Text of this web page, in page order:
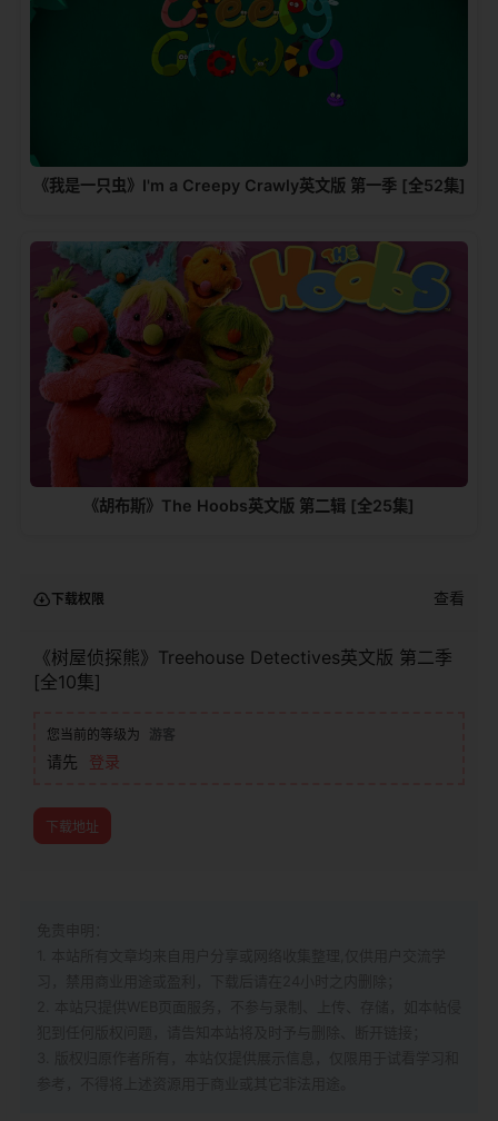
《我是一只虫》I'm a Creepy Crawly英文版 第一季 [全52集]
《胡布斯》The Hoobs英文版 第二辑 [全25集]
下载权限 查看
《树屋侦探熊》Treehouse Detectives英文版 第二季
[全10集]
您当前的等级为 游客
请先 登录
下载地址